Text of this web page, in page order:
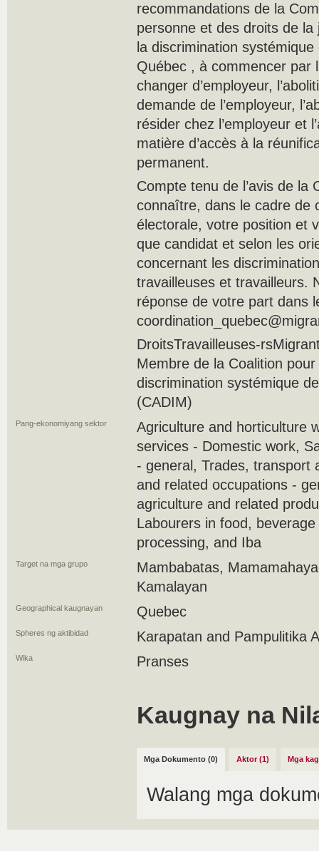
recommandations de la
personne et des droits de la
la discrimination
Québec , à commencer par
changer d’employeur,
demande de l’employeur,
résider chez l’employeur et
matière d’accès à la
permanent.
Compte tenu de l’avis de la
connaître, dans le cadre de
électorale, votre position et
que candidat et selon les
concernant les
travailleuses et travailleurs.
réponse de votre part dans
DroitsTravailleuses-
Membre de la Coalition pour
discrimination systémique
(CADIM)
Pang-ekonomiyang sektor
Agriculture and horticulture
services - Domestic work,
- general, Trades, transport
and related occupations -
agriculture and related
Labourers in food,
processing, and Iba
Target na mga grupo
Mambabatas,
Kamalayan
Geographical kaugnayan Quebec
Spheres ng aktibidad Karapatan and Pampulitika
Wika Pranses
Kaugnay na
Mga Dokumento (0) Aktor (1) Mga
Walang mga